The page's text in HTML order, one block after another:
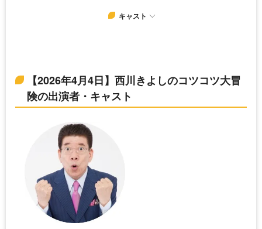
キャスト
【2026年4月4日】西川きよしのコツコツ大冒
険の出演者・キャスト